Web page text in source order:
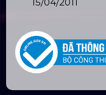
Email:
Website:
Mã số thuế: